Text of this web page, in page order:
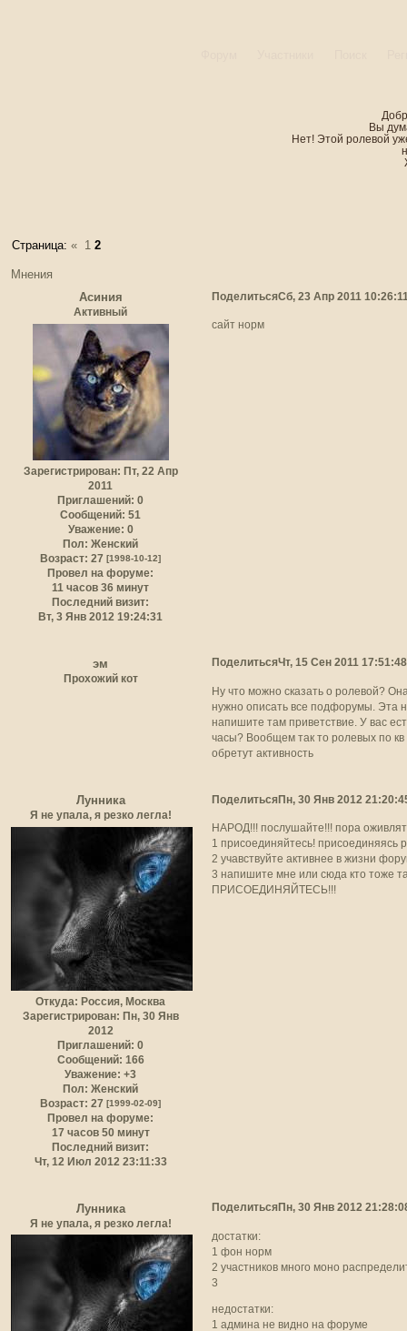
Вы
Нет! Этой ролевой
Мнения
Страница: « 1 2
ПоделитьсяСб, 23 Апр 2011
Асиния
Активный
Зарегистрирован: Пт, 22 Апр
2011
Приглашений: 0
Сообщений: 51
Уважение: 0
Пол: Женский
Возраст: 27[1998-10-12]
Провел на форуме:
11 часов 36 минут
Последний визит:
Вт, 3 Янв 2012 19:24:31
сайт норм
ПоделитьсяЧт, 15 Сен 2011 17:51:48
эм
Прохожий кот
Ну что можно сказать о ролевой?
нужно описать все подфорумы. Эта
напишите там приветствие. У вас
часы? Вообщем так то ролевых по
обретут активность
ПоделитьсяПн, 30 Янв 2012
Лунника
Я не упала, я резко легла!
Откуда: Россия, Москва
Зарегистрирован: Пн, 30 Янв
2012
Приглашений: 0
Сообщений: 166
Уважение: +3
Пол: Женский
Возраст: 27[1999-02-09]
Провел на форуме:
17 часов 50 минут
Последний визит:
Чт, 12 Июл 2012 23:11:33
НАРОД!!! послушайте!!! пора
1 присоединяйтесь! присоединяясь
2 учавствуйте активнее в жизни
3 напишите мне или сюда кто тоже
ПРИСОЕДИНЯЙТЕСЬ!!!
Поделиться Пн, 30 Янв 2012
Лунника
Я не упала, я резко легла!
достатки:
1 фон норм
2 участников много моно
3
недостатки:
1 админа не видно на форуме